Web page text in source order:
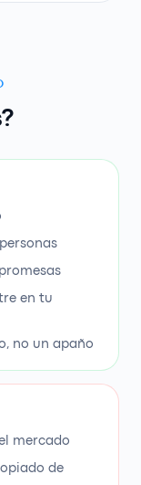
en tu
no un apaño
mercado
de